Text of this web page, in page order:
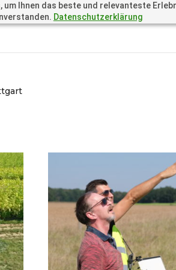
Ihnen das beste und relevanteste
Datenschutzerklärung